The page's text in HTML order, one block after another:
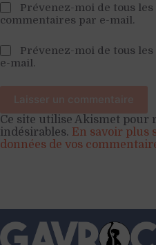
Prévenez-moi de tous les
commentaires par e-mail.
Prévenez-moi de tous
e-mail.
Laisser un commentaire
Ce site utilise Akismet pour
indésirables. En savoir plus
données de vos